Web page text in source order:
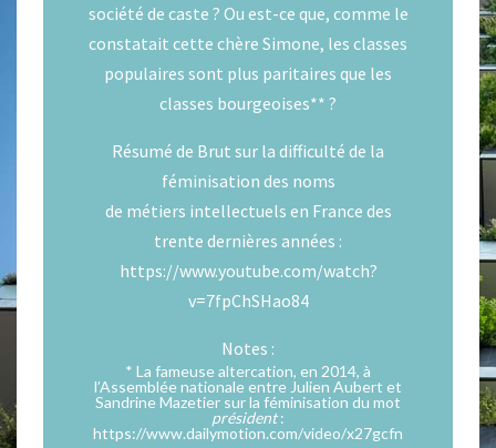
société de caste ? Ou est-ce que, comme le
constatait cette chère Simone, les classes
populaires sont plus paritaires que les
classes bourgeoises** ?
Résumé de Brut sur la difficulté de la
féminisation des noms
de métiers intellectuels en France des
trente dernières années :
https://www.youtube.com/watch?
v=7fpChSHao84
Notes :
* La fameuse altercation, en 2014, à
l’Assemblée nationale entre Julien Aubert et
Sandrine Mazetier sur la féminisation du mot
président:
https://www.dailymotion.com/video/x27gcfn